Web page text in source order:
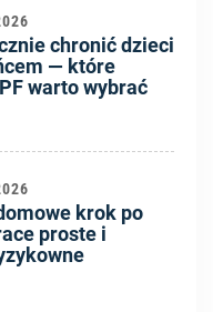
chronić dzieci
— które
warto wybrać
krok po
proste i